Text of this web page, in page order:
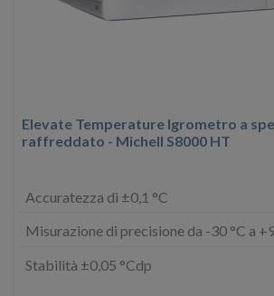
Elevate Temperature Igrometro a
raffreddato - Michell S8000 HT
Accuratezza di ±0,1 °C
Misurazione di precisione da -30 °C a
Stabilità ±0,05 °Cdp